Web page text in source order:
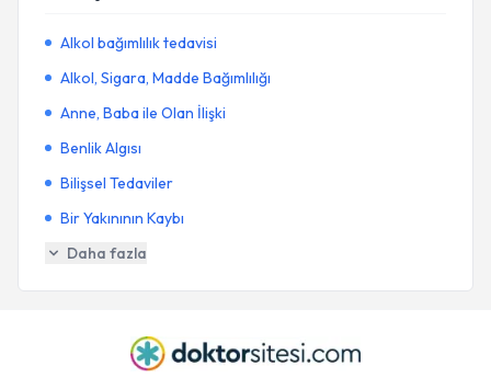
Alkol bağımlılık tedavisi
Alkol, Sigara, Madde Bağımlılığı
Anne, Baba ile Olan İlişki
Benlik Algısı
Bilişsel Tedaviler
Bir Yakınının Kaybı
Daha fazla